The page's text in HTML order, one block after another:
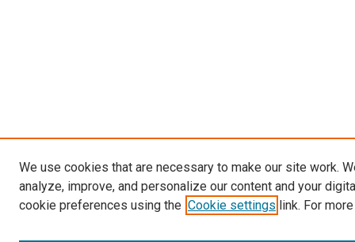
We use cookies that are necessary to make our site work.
analyze, improve, and personalize our content and your
cookie preferences using the Cookie settings link. For